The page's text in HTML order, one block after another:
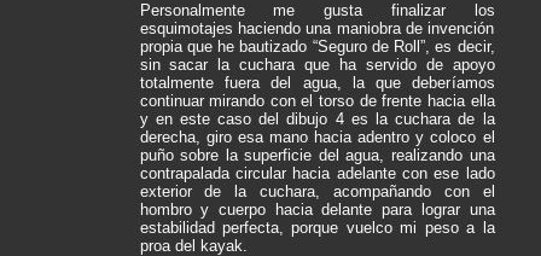
Personalmente me gusta finalizar los
esquimotajes haciendo una maniobra de invención
propia que he bautizado “Seguro de Roll”, es decir,
sin sacar la cuchara que ha servido de apoyo
totalmente fuera del agua, la que deberíamos
continuar mirando con el torso de frente hacia ella
y en este caso del dibujo 4 es la cuchara de la
derecha, giro esa mano hacia adentro y coloco el
puño sobre la superficie del agua, realizando una
contrapalada circular hacia adelante con ese lado
exterior de la cuchara, acompañando con el
hombro y cuerpo hacia delante para lograr una
estabilidad perfecta, porque vuelco mi peso a la
proa del kayak.